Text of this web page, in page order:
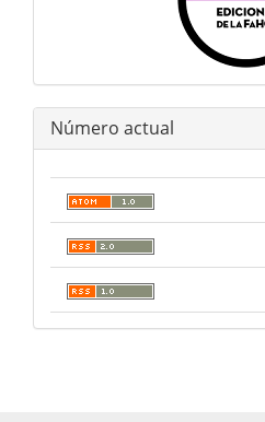
Número actual